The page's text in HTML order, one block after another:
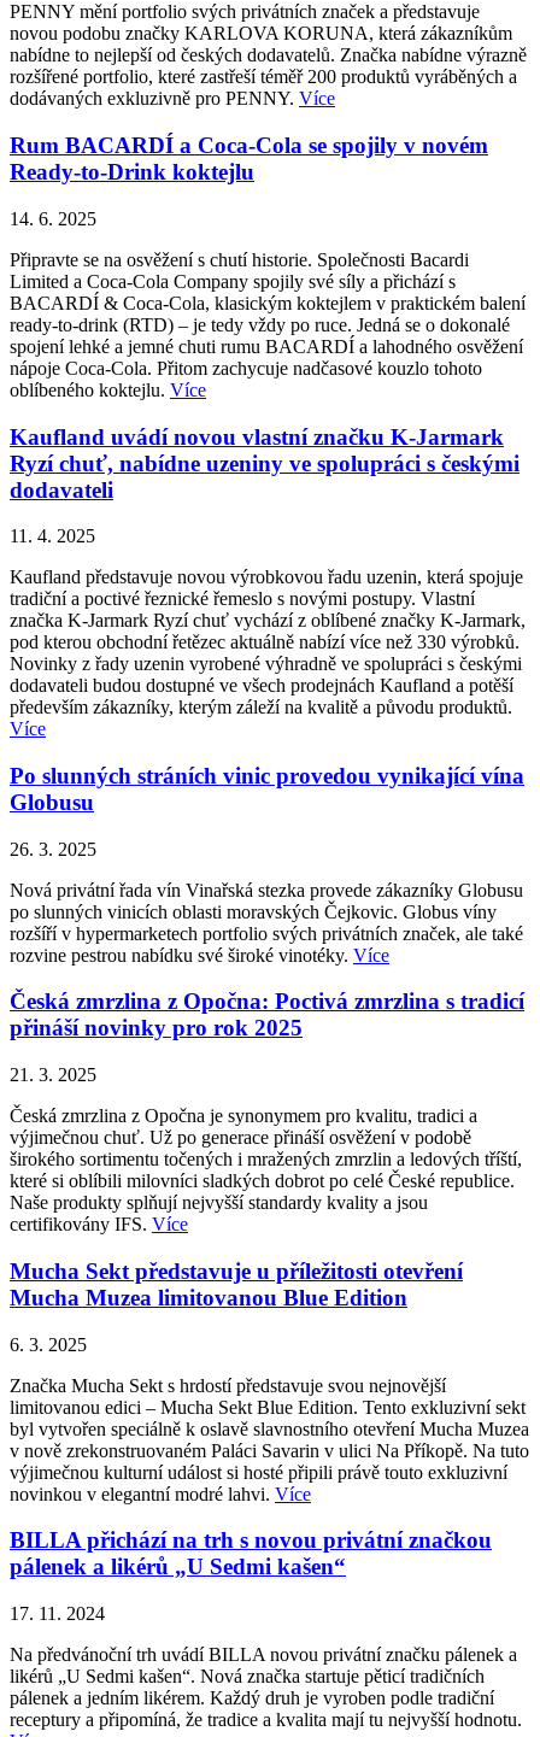
PENNY mění portfolio svých privátních značek a představuje
novou podobu značky KARLOVA KORUNA, která zákazníkům
nabídne to nejlepší od českých dodavatelů. Značka nabídne výrazně
rozšířené portfolio, které zastřeší téměř 200 produktů vyráběných a
dodávaných exkluzivně pro PENNY. Více
Rum BACARDÍ a Coca-Cola se spojily v novém
Ready-to-Drink koktejlu
14. 6. 2025
Připravte se na osvěžení s chutí historie. Společnosti Bacardi
Limited a Coca-Cola Company spojily své síly a přichází s
BACARDÍ & Coca-Cola, klasickým koktejlem v praktickém balení
ready-to-drink (RTD) – je tedy vždy po ruce. Jedná se o dokonalé
spojení lehké a jemné chuti rumu BACARDÍ a lahodného osvěžení
nápoje Coca-Cola. Přitom zachycuje nadčasové kouzlo tohoto
oblíbeného koktejlu. Více
Kaufland uvádí novou vlastní značku K-Jarmark
Ryzí chuť, nabídne uzeniny ve spolupráci s českými
dodavateli
11. 4. 2025
Kaufland představuje novou výrobkovou řadu uzenin, která spojuje
tradiční a poctivé řeznické řemeslo s novými postupy. Vlastní
značka K-Jarmark Ryzí chuť vychází z oblíbené značky K-Jarmark,
pod kterou obchodní řetězec aktuálně nabízí více než 330 výrobků.
Novinky z řady uzenin vyrobené výhradně ve spolupráci s českými
dodavateli budou dostupné ve všech prodejnách Kaufland a potěší
především zákazníky, kterým záleží na kvalitě a původu produktů.
Více
Po slunných stráních vinic provedou vynikající vína
Globusu
26. 3. 2025
Nová privátní řada vín Vinařská stezka provede zákazníky Globusu
po slunných vinicích oblasti moravských Čejkovic. Globus víny
rozšíří v hypermarketech portfolio svých privátních značek, ale také
rozvine pestrou nabídku své široké vinotéky. Více
Česká zmrzlina z Opočna: Poctivá zmrzlina s tradicí
přináší novinky pro rok 2025
21. 3. 2025
Česká zmrzlina z Opočna je synonymem pro kvalitu, tradici a
výjimečnou chuť. Už po generace přináší osvěžení v podobě
širokého sortimentu točených i mražených zmrzlin a ledových tříští,
které si oblíbili milovníci sladkých dobrot po celé České republice.
Naše produkty splňují nejvyšší standardy kvality a jsou
certifikovány IFS. Více
Mucha Sekt představuje u příležitosti otevření
Mucha Muzea limitovanou Blue Edition
6. 3. 2025
Značka Mucha Sekt s hrdostí představuje svou nejnovější
limitovanou edici – Mucha Sekt Blue Edition. Tento exkluzivní sekt
byl vytvořen speciálně k oslavě slavnostního otevření Mucha Muzea
v nově zrekonstruovaném Paláci Savarin v ulici Na Příkopě. Na tuto
výjimečnou kulturní událost si hosté připili právě touto exkluzivní
novinkou v elegantní modré lahvi. Více
BILLA přichází na trh s novou privátní značkou
pálenek a likérů „U Sedmi kašen“
17. 11. 2024
Na předvánoční trh uvádí BILLA novou privátní značku pálenek a
likérů „U Sedmi kašen“. Nová značka startuje pěticí tradičních
pálenek a jedním likérem. Každý druh je vyroben podle tradiční
receptury a připomíná, že tradice a kvalita mají tu nejvyšší hodnotu.